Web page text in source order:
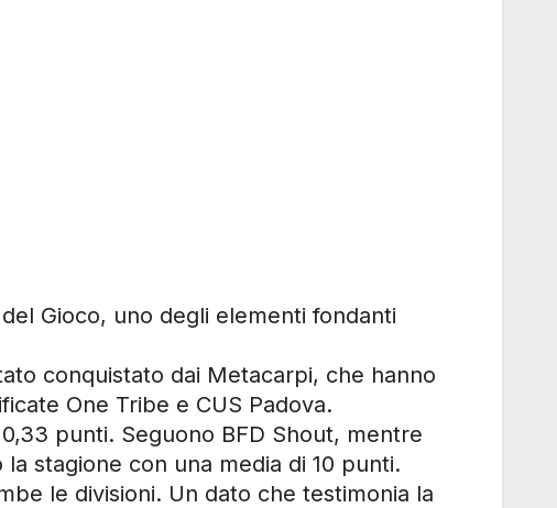
Gioco, uno degli elementi fondanti
conquistato dai Metacarpi, che hanno
One Tribe e CUS Padova.
punti. Seguono BFD Shout, mentre
stagione con una media di 10 punti.
le divisioni. Un dato che testimonia la